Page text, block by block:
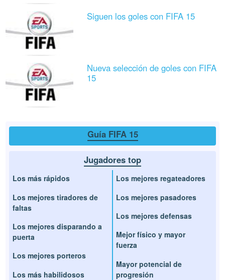
Siguen los goles con FIFA 15
Nueva selección de goles con FIFA
15
Guía FIFA 15
Jugadores top
Los más rápidos
Los mejores tiradores de
faltas
Los mejores disparando a
puerta
Los mejores porteros
Los más habilidosos
Los mejores regateadores
Los mejores pasadores
Los mejores defensas
Mejor físico y mayor
fuerza
Mayor potencial de
progresión